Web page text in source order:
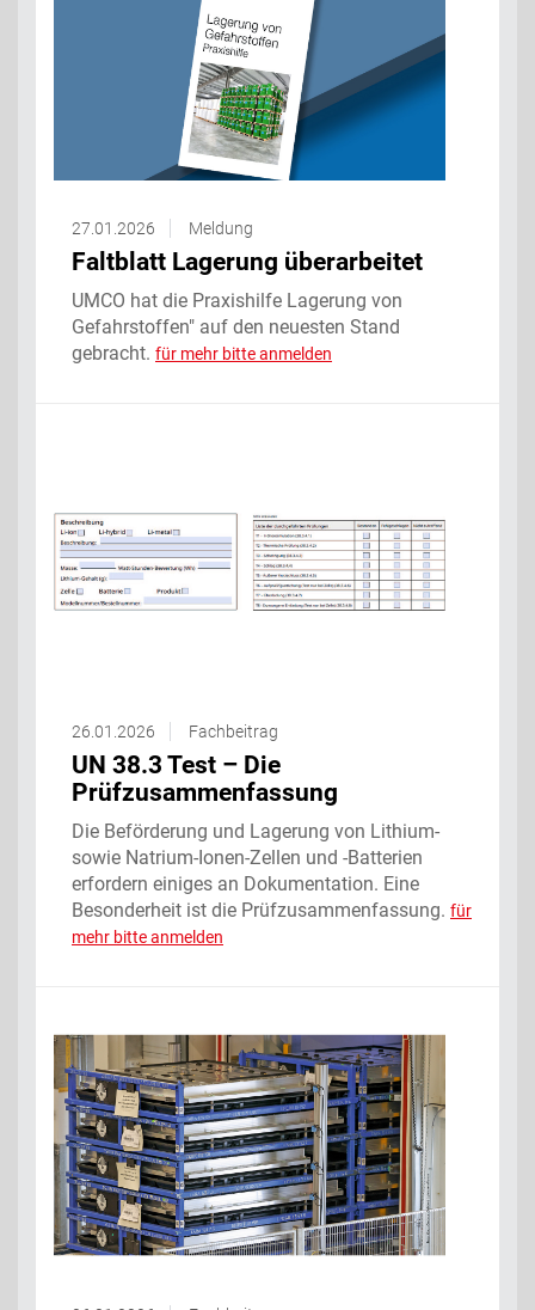
27.01.2026 Meldung
Faltblatt Lagerung überarbeitet
UMCO hat die Praxishilfe Lagerung von
Gefahrstoffen" auf den neuesten Stand
gebracht. für mehr bitte anmelden
26.01.2026 Fachbeitrag
UN 38.3 Test – Die
Prüfzusammenfassung ‌
Die Beförderung und Lagerung von Lithium-
sowie Natrium-Ionen-Zellen und -Batterien
erfordern einiges an Dokumentation. Eine
Besonderheit ist die Prüfzusammenfassung. für
mehr bitte anmelden